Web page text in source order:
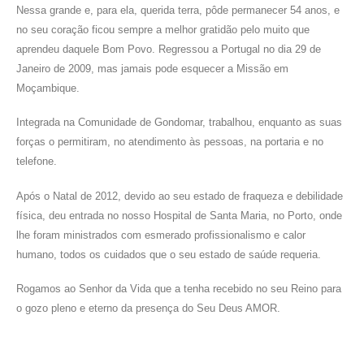
Nessa grande e, para ela, querida terra, pôde permanecer 54 anos, e
no seu coração ficou sempre a melhor gratidão pelo muito que
aprendeu daquele Bom Povo. Regressou a Portugal no dia 29 de
Janeiro de 2009, mas jamais pode esquecer a Missão em
Moçambique.
Integrada na Comunidade de Gondomar, trabalhou, enquanto as suas
forças o permitiram, no atendimento às pessoas, na portaria e no
telefone.
Após o Natal de 2012, devido ao seu estado de fraqueza e debilidade
física, deu entrada no nosso Hospital de Santa Maria, no Porto, onde
lhe foram ministrados com esmerado profissionalismo e calor
humano, todos os cuidados que o seu estado de saúde requeria.
Rogamos ao Senhor da Vida que a tenha recebido no seu Reino para
o gozo pleno e eterno da presença do Seu Deus AMOR.